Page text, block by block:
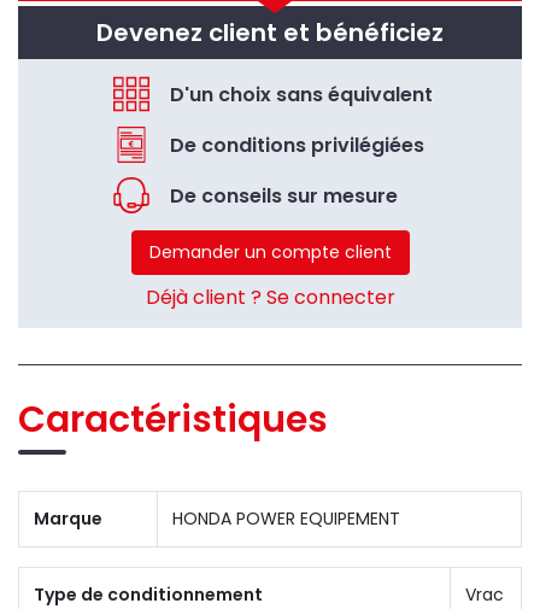
Devenez client et bénéficiez
D'un choix sans équivalent
De conditions privilégiées
De conseils sur mesure
Demander un compte client
Déjà client ? Se connecter
Caractéristiques
Marque HONDA POWER EQUIPEMENT
Type de conditionnement Vrac